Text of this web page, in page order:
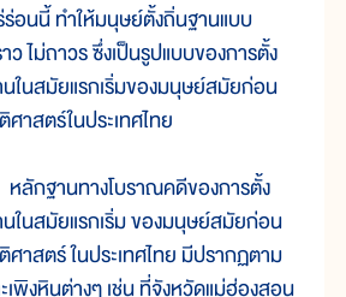
ร่อนนี้ ทำให้มนุษย์ตั้งถิ่นฐานแบบ
ว ไม่ถาวร ซึ่งเป็นรูปแบบของการตั้ง
ในสมัยแรกเริ่มของมนุษย์สมัยก่อน
ศาสตร์ในประเทศไทย
ฐานทางโบราณคดีของการตั้ง
ในสมัยแรกเริ่ม ของมนุษย์สมัยก่อน
ศาสตร์ ในประเทศไทย มีปรากฏตาม
เพิงหินต่างๆ เช่น ที่จังหวัดแม่ฮ่องสอน